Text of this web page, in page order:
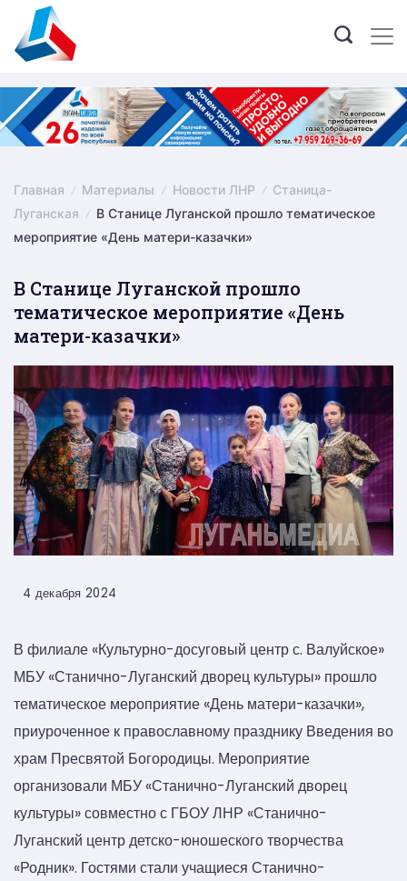
content
Главная Материалы Новости ЛНР
Станица-
Луганская
В Станице Луганской прошло тематическое
мероприятие «День матери-казачки»
В Станице Луганской прошло
тематическое мероприятие «День
матери-казачки»
4 декабря 2024
В филиале «Культурно-досуговый центр с. Валуйское»
МБУ «Станично-Луганский дворец культуры» прошло
тематическое мероприятие «День матери-казачки»,
приуроченное к православному празднику Введения во
храм Пресвятой Богородицы. Мероприятие
организовали МБУ «Станично-Луганский дворец
культуры» совместно с ГБОУ ЛНР «Станично-
Луганский центр детско-юношеского творчества
«Родник». Гостями стали учащиеся Станично-